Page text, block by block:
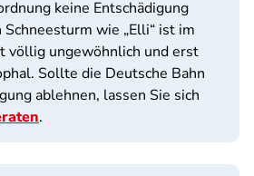
keine Entschädigung
Schneesturm wie „Elli“ ist im
völlig ungewöhnlich und erst
Sollte die Deutsche Bahn
ablehnen, lassen Sie sich
.